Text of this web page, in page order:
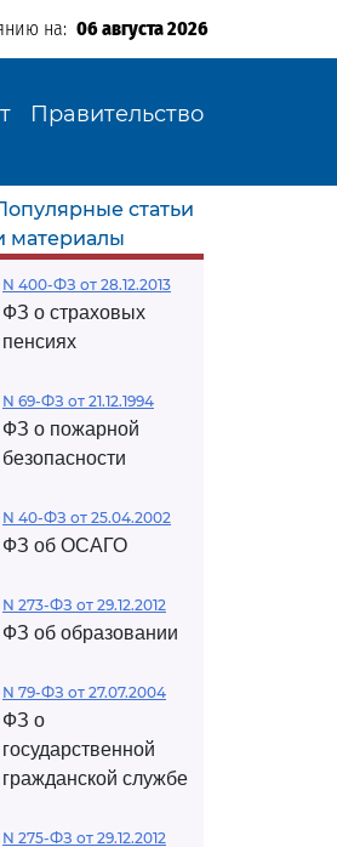
на: 06 августа 2026
Правительство
статьи
материалы
N 400-ФЗ от 28.12.2013
ФЗ о страховых
пенсиях
N 69-ФЗ от 21.12.1994
ФЗ о пожарной
безопасности
N 40-ФЗ от 25.04.2002
ФЗ об ОСАГО
N 273-ФЗ от 29.12.2012
ФЗ об образовании
N 79-ФЗ от 27.07.2004
ФЗ о
государственной
гражданской службе
N 275-ФЗ от 29.12.2012